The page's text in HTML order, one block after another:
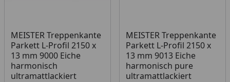
MEISTER Treppenkante
Parkett L-Profil 2150 x
13 mm 9000 Eiche
harmonisch
ultramattlackiert
MEISTER Treppenkante
Parkett L-Profil 2150 x
13 mm 9013 Eiche
harmonisch pure
ultramattlackiert